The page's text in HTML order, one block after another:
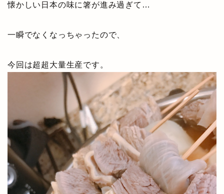
懐かしい日本の味に箸が進み過ぎて…
一瞬でなくなっちゃったので、
今回は超超大量生産です。